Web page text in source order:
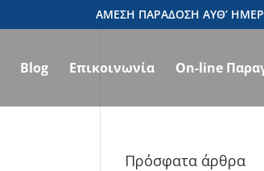
Blog Επικοινωνία On-line
Πρόσφατα άρθρα